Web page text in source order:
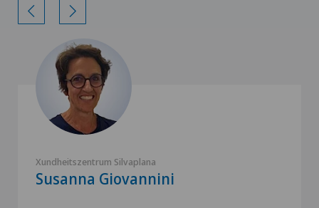
Xundheitszentrum Silvaplana
Susanna Giovannini